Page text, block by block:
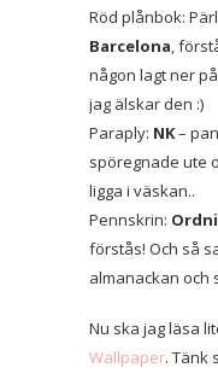
Röd plånbok:
Barcelona,
någon lagt ner
jag älskar den :)
Paraply: NK–
spöregnade ute
ligga i väskan..
Pennskrin:
förstås! Och så
almanackan och
Nu ska jag läsa
Wallpaper. Tänk